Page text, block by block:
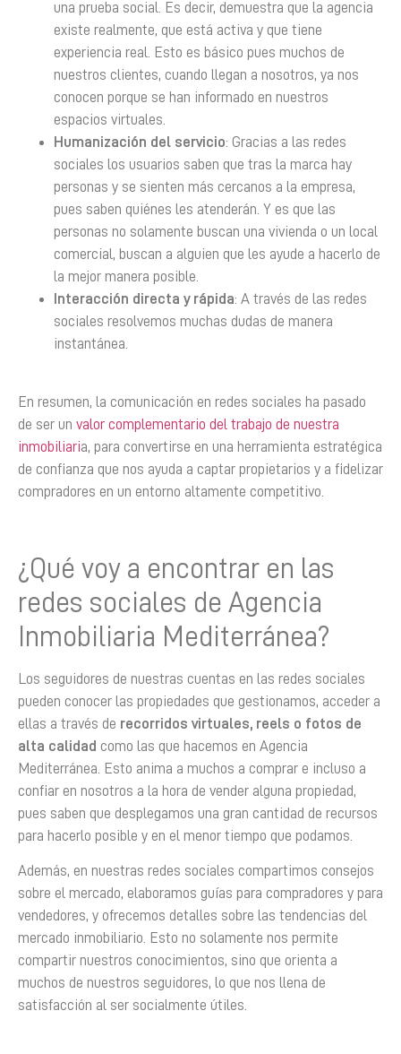
una prueba social. Es decir, demuestra que la agencia
existe realmente, que está activa y que tiene
experiencia real. Esto es básico pues muchos de
nuestros clientes, cuando llegan a nosotros, ya nos
conocen porque se han informado en nuestros
espacios virtuales.
Humanización del servicio: Gracias a las redes
sociales los usuarios saben que tras la marca hay
personas y se sienten más cercanos a la empresa,
pues saben quiénes les atenderán. Y es que las
personas no solamente buscan una vivienda o un local
comercial, buscan a alguien que les ayude a hacerlo de
la mejor manera posible.
Interacción directa y rápida: A través de las redes
sociales resolvemos muchas dudas de manera
instantánea.
En resumen, la comunicación en redes sociales ha pasado
de ser un valor complementario del trabajo de nuestra
inmobiliaria, para convertirse en una herramienta estratégica
de confianza que nos ayuda a captar propietarios y a fidelizar
compradores en un entorno altamente competitivo.
¿Qué voy a encontrar en las
redes sociales de Agencia
Inmobiliaria Mediterránea?
Los seguidores de nuestras cuentas en las redes sociales
pueden conocer las propiedades que gestionamos, acceder a
ellas a través de recorridos virtuales, reels o fotos de
alta calidad como las que hacemos en Agencia
Mediterránea. Esto anima a muchos a comprar e incluso a
confiar en nosotros a la hora de vender alguna propiedad,
pues saben que desplegamos una gran cantidad de recursos
para hacerlo posible y en el menor tiempo que podamos.
Además, en nuestras redes sociales compartimos consejos
sobre el mercado, elaboramos guías para compradores y para
vendedores, y ofrecemos detalles sobre las tendencias del
mercado inmobiliario. Esto no solamente nos permite
compartir nuestros conocimientos, sino que orienta a
muchos de nuestros seguidores, lo que nos llena de
satisfacción al ser socialmente útiles.